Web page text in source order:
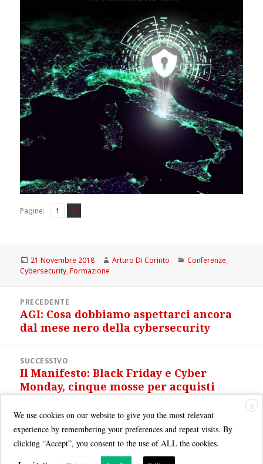
Pagine: Pagina
1 ,
Pagina
2
Scritto
il
21 Novembre 2018 Autore
Arturo Di Corinto Categorie
Conferenze,
Cybersecurity,Formazione
articoliPRECEDENTE
Articolo
precedente:
AGI: Cosa dobbiamo aspettarci ancora
dal mese nero della cybersecurity
SUCCESSIVO
Articolo
successivo:
Il Manifesto: Black Friday e Cyber
Monday, cinque mosse per acquisti
X
We use cookies on our website to give you the most relevant
experience by remembering your preferences and repeat visits. By
clicking “Accept”, you consent to the use of ALL the cookies.